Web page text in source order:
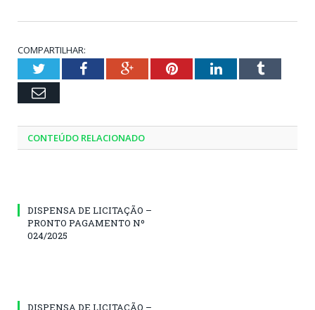
COMPARTILHAR:
TwitterFacebookGoogle+PinterestLinkedInTumblr
Email
CONTEÚDO RELACIONADO
DISPENSA DE LICITAÇÃO –
PRONTO PAGAMENTO Nº
024/2025
DISPENSA DE LICITAÇÃO –